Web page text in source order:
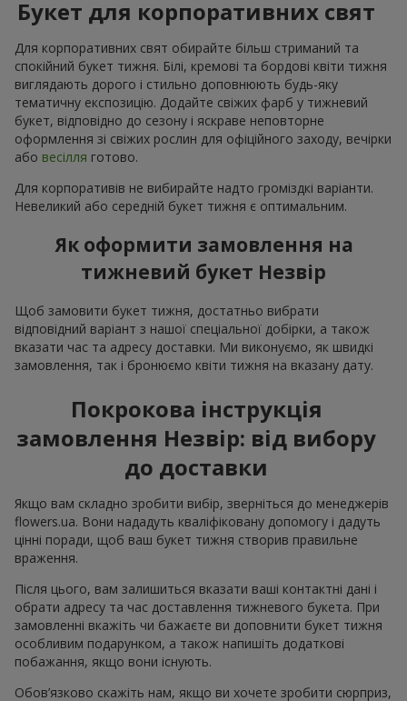
Букет для корпоративних свят
Для корпоративних свят обирайте більш стриманий та
спокійний букет тижня. Білі, кремові та бордові квіти тижня
виглядають дорого і стильно доповнюють будь-яку
тематичну експозицію. Додайте свіжих фарб у тижневий
букет, відповідно до сезону і яскраве неповторне
оформлення зі свіжих рослин для офіційного заходу, вечірки
або весілля готово.
Для корпоративів не вибирайте надто громіздкі варіанти.
Невеликий або середній букет тижня є оптимальним.
Як оформити замовлення на
тижневий букет Незвір
Щоб замовити букет тижня, достатньо вибрати
відповідний варіант з нашої спеціальної добірки, а також
вказати час та адресу доставки. Ми виконуємо, як швидкі
замовлення, так і бронюємо квіти тижня на вказану дату.
Покрокова інструкція
замовлення Незвір: від вибору
до доставки
Якщо вам складно зробити вибір, зверніться до менеджерів
flowers.ua. Вони нададуть кваліфіковану допомогу і дадуть
цінні поради, щоб ваш букет тижня створив правильне
враження.
Після цього, вам залишиться вказати ваші контактні дані і
обрати адресу та час доставлення тижневого букета. При
замовленні вкажіть чи бажаєте ви доповнити букет тижня
особливим подарунком, а також напишіть додаткові
побажання, якщо вони існують.
Обов’язково скажіть нам, якщо ви хочете зробити сюрприз,